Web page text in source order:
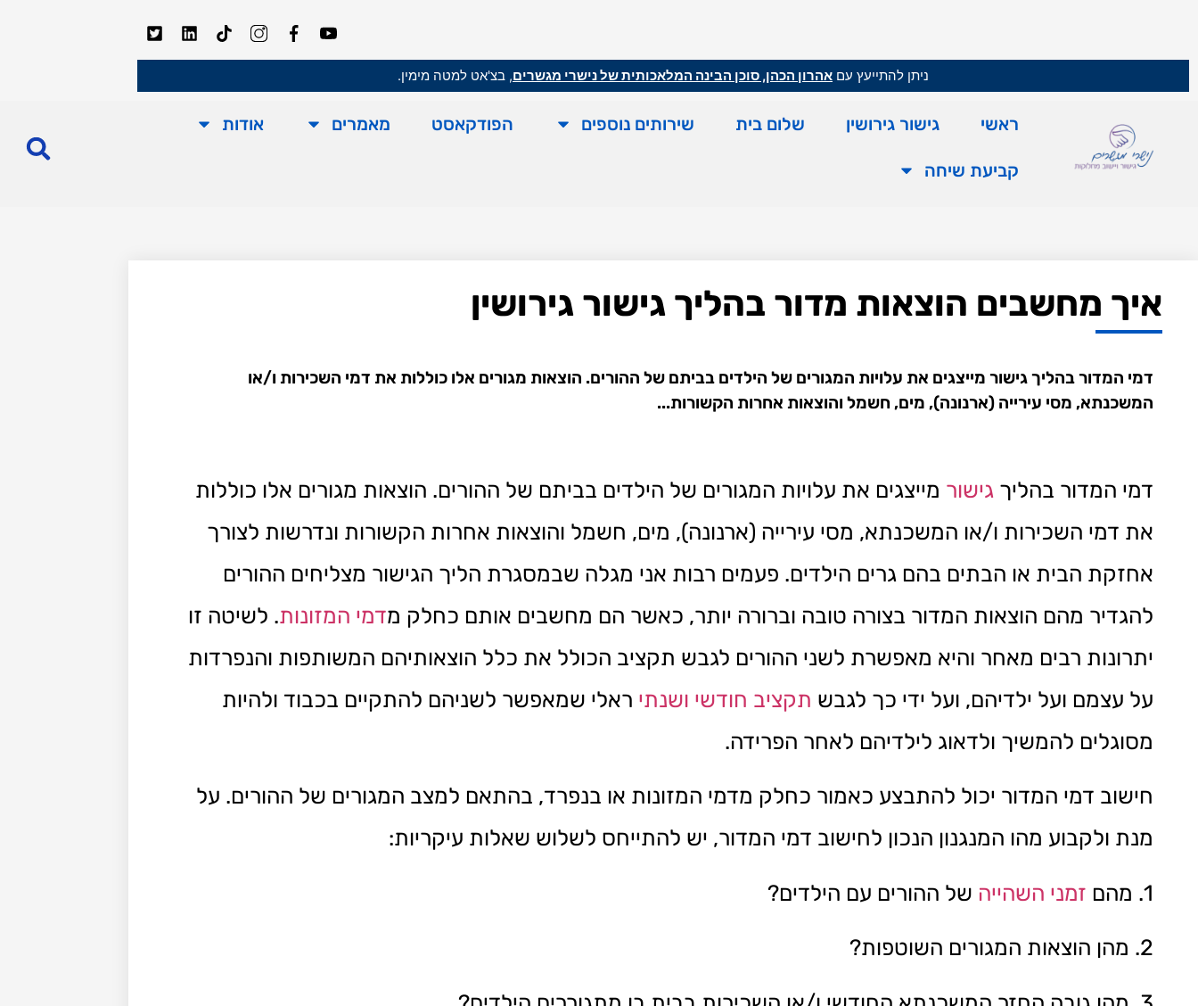
ניתן להתייעץ עם אהרון הכהן, סוכן הבינה המלאכותית של נישרי מגשרים, בצ'אט למטה מימין.
ראשי גישור גירושין שלום בית שירותים נוספים הפודקאסט מאמרים אודות
קביעת שיחה
איך מחשבים הוצאות מדור בהליך גישור גירושין
דמי המדור בהליך גישור מייצגים את עלויות המגורים של הילדים בביתם של ההורים. הוצאות מגורים אלו כוללות את דמי השכירות ו/או
המשכנתא, מסי עירייה (ארנונה), מים, חשמל והוצאות אחרות הקשורות...
דמי המדור בהליך גישור מייצגים את עלויות המגורים של הילדים בביתם של ההורים. הוצאות מגורים אלו כוללות
את דמי השכירות ו/או המשכנתא, מסי עירייה (ארנונה), מים, חשמל והוצאות אחרות הקשורות ונדרשות לצורך
אחזקת הבית או הבתים בהם גרים הילדים. פעמים רבות אני מגלה שבמסגרת הליך הגישור מצליחים ההורים
להגדיר מהם הוצאות המדור בצורה טובה וברורה יותר, כאשר הם מחשבים אותם כחלק מדמי המזונות. לשיטה זו
יתרונות רבים מאחר והיא מאפשרת לשני ההורים לגבש תקציב הכולל את כלל הוצאותיהם המשותפות והנפרדות
על עצמם ועל ילדיהם, ועל ידי כך לגבש תקציב חודשי ושנתי ראלי שמאפשר לשניהם להתקיים בכבוד ולהיות
מסוגלים להמשיך ולדאוג לילדיהם לאחר הפרידה.
חישוב דמי המדור יכול להתבצע כאמור כחלק מדמי המזונות או בנפרד, בהתאם למצב המגורים של ההורים. על
מנת ולקבוע מהו המנגנון הנכון לחישוב דמי המדור, יש להתייחס לשלוש שאלות עיקריות:
1. מהם זמני השהייה של ההורים עם הילדים?
2. מהן הוצאות המגורים השוטפות?